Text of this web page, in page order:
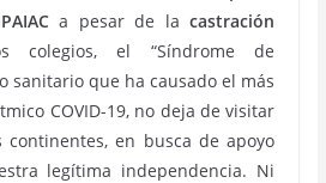
a pesar de lacastración
colegios, el “Síndrome de
sanitario que ha causado el más
COVID-19, no deja de visitar
continentes, en busca de apoyo
legítima independencia. Ni